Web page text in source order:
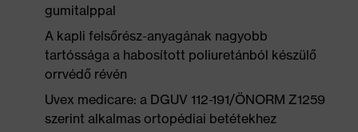
gumitalppal
A kapli felsőrész-anyagának nagyobb
tartóssága a habosított poliuretánból készülő
orrvédő révén
Uvex medicare: a DGUV 112-191/ÖNORM Z1259
szerint alkalmas ortopédiai betétekhez